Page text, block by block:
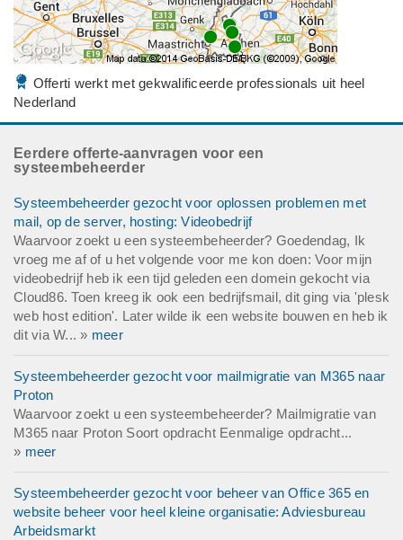
Offerti werkt met gekwalificeerde professionals uit heel
Nederland
Eerdere offerte-aanvragen voor een
systeembeheerder
Systeembeheerder gezocht voor oplossen problemen met
mail, op de server, hosting: Videobedrijf
Waarvoor zoekt u een systeembeheerder? Goedendag, Ik
vroeg me af of u het volgende voor me kon doen: Voor mijn
videobedrijf heb ik een tijd geleden een domein gekocht via
Cloud86. Toen kreeg ik ook een bedrijfsmail, dit ging via 'plesk
web host edition'. Later wilde ik een website bouwen en heb ik
dit via W... » meer
Systeembeheerder gezocht voor mailmigratie van M365 naar
Proton
Waarvoor zoekt u een systeembeheerder? Mailmigratie van
M365 naar Proton Soort opdracht Eenmalige opdracht...
» meer
Systeembeheerder gezocht voor beheer van Office 365 en
website beheer voor heel kleine organisatie: Adviesbureau
Arbeidsmarkt